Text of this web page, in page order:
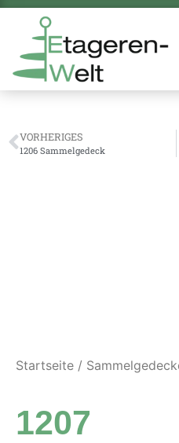
VORHERIGES
1206 Sammelgedeck
Startseite /
1207